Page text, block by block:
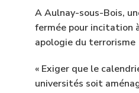
A Aulnay-sous-Bois,
fermée pour incitation
apologie du terrorisme
« Exiger que le
universités soit